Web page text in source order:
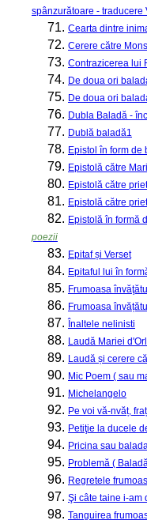
spânzurătoare - traducere
71. Cearta dintre
72. Cerere către
73. Contrazicerea lui
74. De doua ori
75. De doua ori
76. Dubla Baladă -
77. Dublă baladă1
78. Epistol în form de
79. Epistolă către
80. Epistolă către
81. Epistolă către
82. Epistolă în formă
poezii
83. Epitaf și Verset
84. Epitaful lui în
85. Frumoasa
86. Frumoasa
87. Înaltele nelinisti
88. Laudă Mariei
89. Laudă și cerere
90. Mic Poem ( sau
91. Michelangelo
92. Pe voi vă-nvăț,
93. Petiţie la ducele
94. Pricina sau
95. Problemă (
96. Regretele
97. Şi câte taine i-am
98. Tanguirea